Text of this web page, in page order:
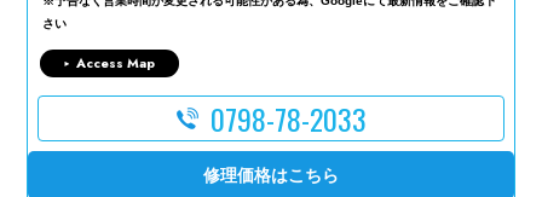
さい
Access Map
0798-78-2033
修理価格はこちら